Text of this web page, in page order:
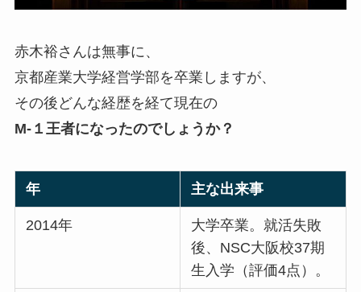
赤木裕さんは無事に、
京都産業大学経営学部を卒業しますが、
その後どんな経歴を経て現在の
M-１王者になったのでしょうか？
年 主な出来事
2014年
大学卒業。就活失敗
後、NSC大阪校37期
生入学（評価4点）。